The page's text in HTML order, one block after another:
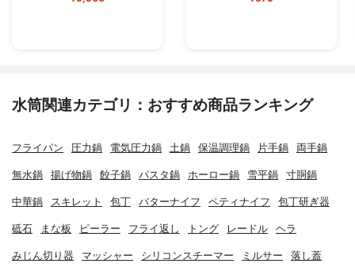
水筒関連カテゴリ：おすすめ商品ランキング
フライパン 圧力鍋 電気圧力鍋 土鍋 保温調理鍋 片手鍋 両手鍋
無水鍋 揚げ物鍋 餃子鍋 パスタ鍋 ホーロー鍋 雪平鍋 寸胴鍋
中華鍋 スキレット 包丁 バターナイフ ペティナイフ 包丁研ぎ器
砥石 まな板 ピーラー フライ返し トング レードル ヘラ
みじん切り器 マッシャー シリコンスチーマー ミルサー 落し蓋